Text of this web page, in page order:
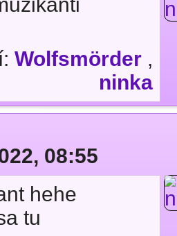
Wolfsmörder ,
ninka
08:55
hehe
tu